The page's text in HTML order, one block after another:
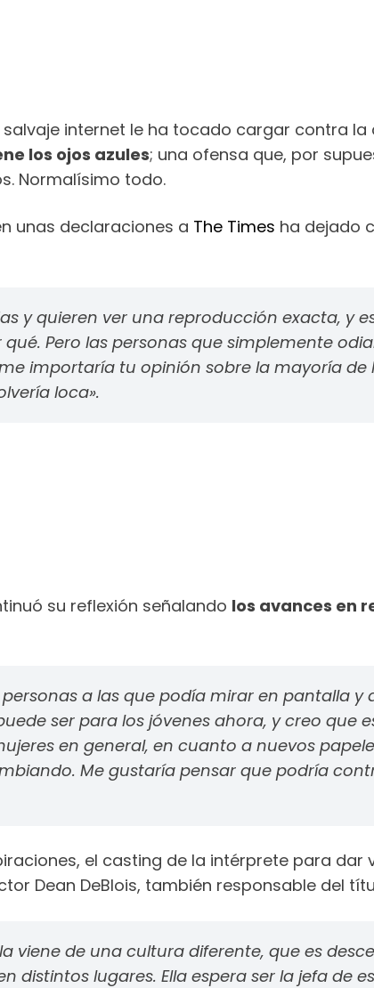
internet le ha tocado cargar contra la
los ojos azules; una ofensa que, por
Normalísimo todo.
unas declaraciones a The Times ha dejado
y quieren ver una reproducción exacta, y
Pero las personas que simplemente
importaría tu opinión sobre la mayoría de
loca».
su reflexión señalando los avances en
a las que podía mirar en pantalla y
ser para los jóvenes ahora, y creo que
en general, en cuanto a nuevos
Me gustaría pensar que podría
el casting de la intérprete para dar
Dean DeBlois, también responsable del
viene de una cultura diferente, que es
distintos lugares. Ella espera ser la jefa de